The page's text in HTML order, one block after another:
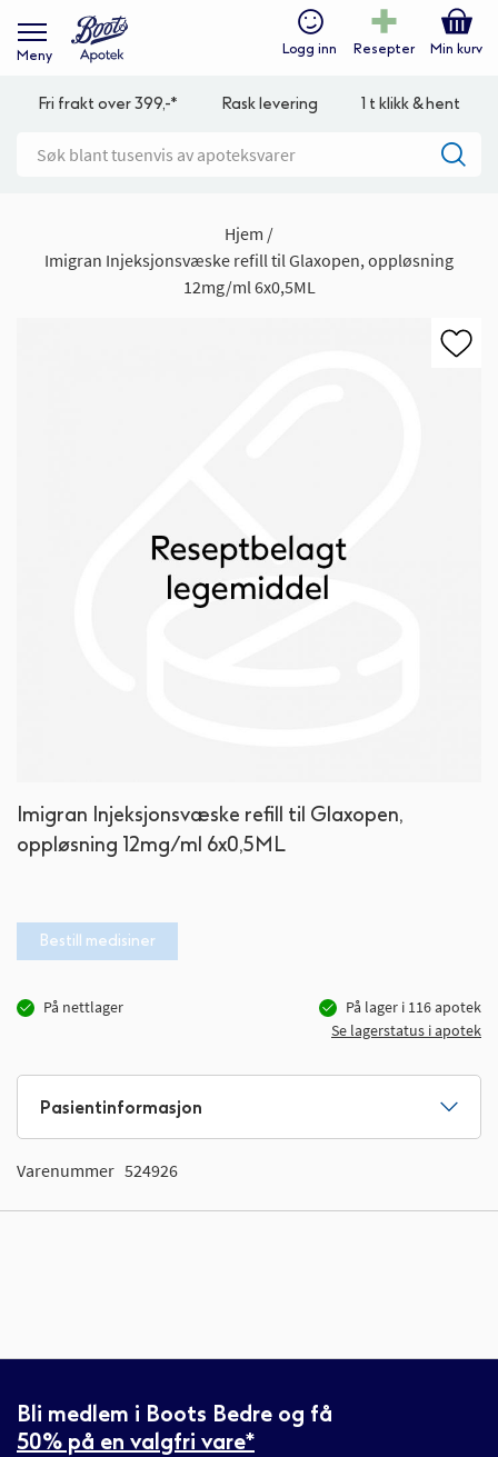
Meny Logg inn Resepter Min kurv
Fri frakt over 399,-* Rask levering 1 t klikk & hent
Hjem
Imigran Injeksjonsvæske refill til Glaxopen, oppløsning
12mg/ml 6x0,5ML
Imigran Injeksjonsvæske refill til Glaxopen,
oppløsning 12mg/ml 6x0,5ML
Bestill medisiner
På nettlager På lager i 116apotek
Se lagerstatus i apotek
til
begynnelsen
Pasientinformasjon
Varenummer 524926
Bli medlem i Boots Bedre og få
50% på en valgfri vare*